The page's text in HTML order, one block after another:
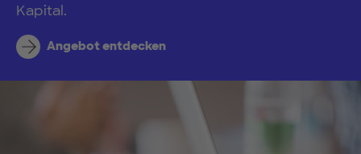
Kapital.
Angebot entdecken